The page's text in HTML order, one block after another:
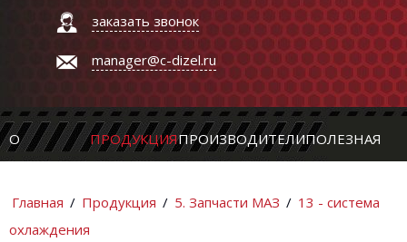
заказать звонок
manager@c-dizel.ru
О ПРОДУКЦИЯПРОИЗВОДИТЕЛИПОЛЕЗНАЯ
Главная / Продукция / 5. Запчасти МАЗ / 13 - система
охлаждения